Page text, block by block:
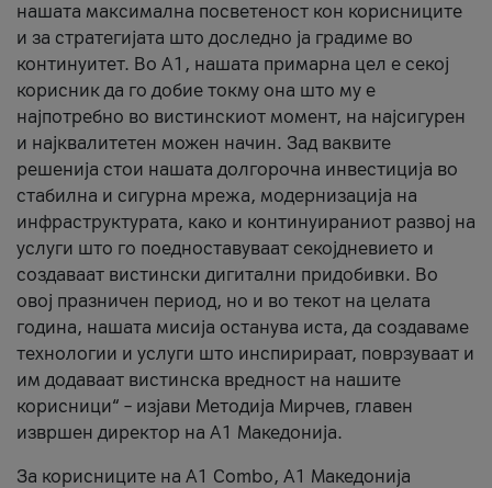
нашата максимална посветеност кон корисниците
и за стратегијата што доследно ја градиме во
континуитет. Во А1, нашата примарна цел е секој
корисник да го добие токму она што му е
најпотребно во вистинскиот момент, на најсигурен
и најквалитетен можен начин. Зад ваквите
решенија стои нашата долгорочна инвестиција во
стабилна и сигурна мрежа, модернизација на
инфраструктурата, како и континуираниот развој на
услуги што го поедноставуваат секојдневието и
создаваат вистински дигитални придобивки. Во
овој празничен период, но и во текот на целата
година, нашата мисија останува иста, да создаваме
технологии и услуги што инспирираат, поврзуваат и
им додаваат вистинска вредност на нашите
корисници“ – изјави Методија Мирчев, главен
извршен директор на А1 Македонија.
За корисниците на A1 Combo, А1 Македонија